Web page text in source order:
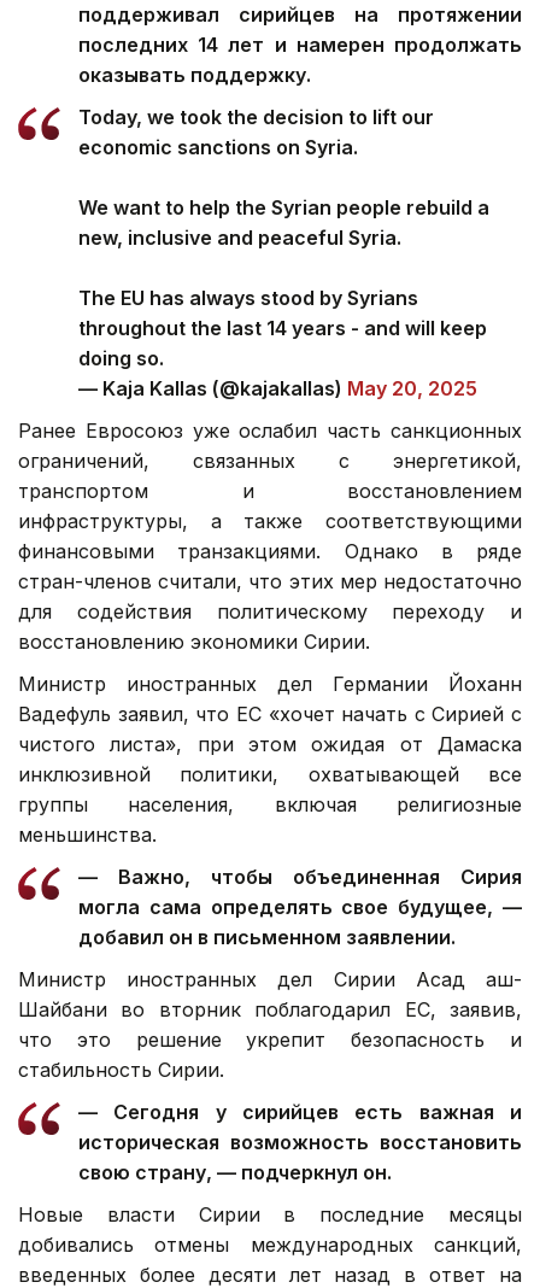
поддерживал сирийцев на протяжении
последних 14 лет и намерен продолжать
оказывать поддержку.
Today, we took the decision to lift our
economic sanctions on Syria.
We want to help the Syrian people rebuild a
new, inclusive and peaceful Syria.
The EU has always stood by Syrians
throughout the last 14 years - and will keep
doing so.
— Kaja Kallas (@kajakallas) May 20, 2025
Ранее Евросоюз уже ослабил часть санкционных
ограничений, связанных с энергетикой,
транспортом и восстановлением
инфраструктуры, а также соответствующими
финансовыми транзакциями. Однако в ряде
стран-членов считали, что этих мер недостаточно
для содействия политическому переходу и
восстановлению экономики Сирии.
Министр иностранных дел Германии Йоханн
Вадефуль заявил, что ЕС «хочет начать с Сирией с
чистого листа», при этом ожидая от Дамаска
инклюзивной политики, охватывающей все
группы населения, включая религиозные
меньшинства.
— Важно, чтобы объединенная Сирия
могла сама определять свое будущее, —
добавил он в письменном заявлении.
Министр иностранных дел Сирии Асад аш-
Шайбани во вторник поблагодарил ЕС, заявив,
что это решение укрепит безопасность и
стабильность Сирии.
— Сегодня у сирийцев есть важная и
историческая возможность восстановить
свою страну, — подчеркнул он.
Новые власти Сирии в последние месяцы
добивались отмены международных санкций,
введенных более десяти лет назад в ответ на